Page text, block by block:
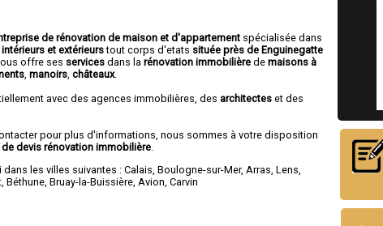
de rénovation de maison et d'appartement spécialisée dans
et extérieurstout corps d'etats située près de Enguinegatte
offre ses services dans larénovation immobilière demaisons à
,manoirs ,châteaux.
avec des agences immobilières, des architectes et des
pour plus d'informations, nous sommes à votre disposition
devis rénovation immobilière
dans les villes suivantes :Calais ,Boulogne-sur-Mer, Arras ,Lens
,Béthune ,Bruay-la-Buissière Avion ,Carvin